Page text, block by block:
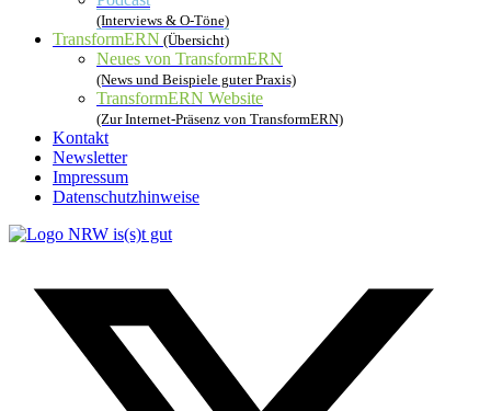
(Interviews & O-Töne)
TransformERN (Übersicht)
Neues von TransformERN
(News und Beispiele guter Praxis)
TransformERN Website
(Zur Internet-Präsenz von TransformERN)
Kontakt
Newsletter
Impressum
Datenschutzhinweise